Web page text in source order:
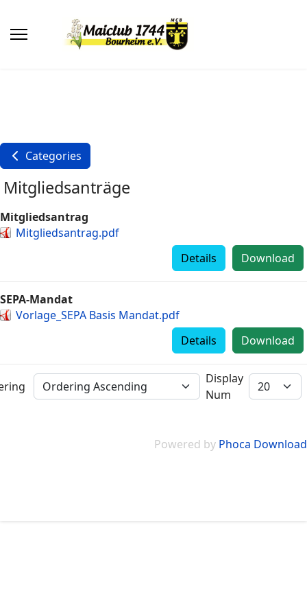
Categories
Mitgliedsanträge
Mitgliedsantrag
Mitgliedsantrag.pdf
Download
Details
SEPA-Mandat
Vorlage_SEPA Basis Mandat.pdf
Download
Details
Display
Num
Powered by Phoca Download